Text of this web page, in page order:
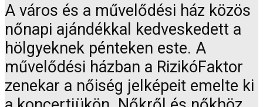
A város és a művelődési ház közös
nőnapi ajándékkal kedveskedett a
hölgyeknek pénteken este. A
művelődési házban a RizikóFaktor
zenekar a nőiség jelképeit emelte ki